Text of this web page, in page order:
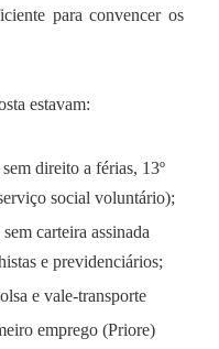
para convencer os
estavam:
direito a férias, 13º
social voluntário);
carteira assinada
e previdenciários;
e vale-transporte
emprego (Priore)